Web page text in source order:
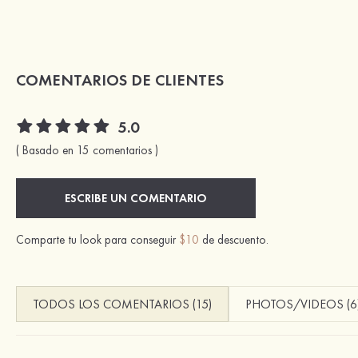
COMENTARIOS DE CLIENTES
5.0
( Basado en 15 comentarios )
ESCRIBE UN COMENTARIO
Comparte tu look para conseguir $10 de descuento.
TODOS LOS COMENTARIOS (15) PHOTOS/VIDEOS